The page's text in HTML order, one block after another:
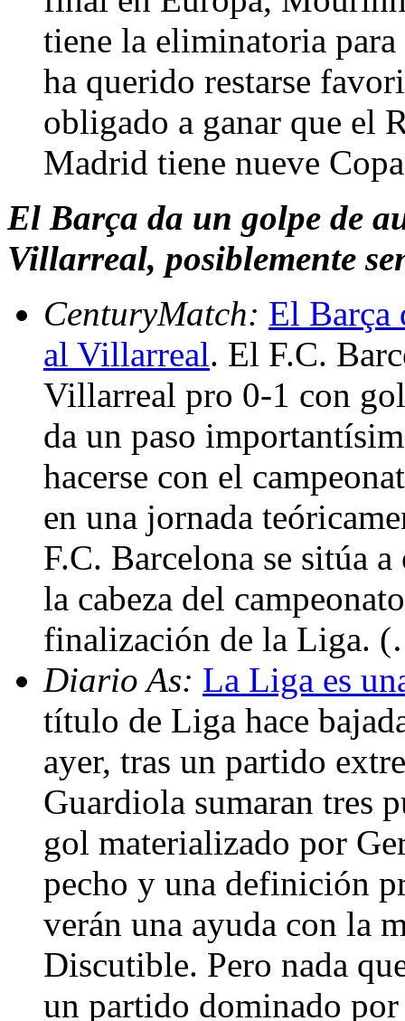
tiene la eliminatoria
ha querido restarse
obligado a ganar que el
Madrid tiene nueve
El Barça da un golpe de
Villarreal, posiblemente
CenturyMatch: El Barça
al Villarreal. El F.C.
Villarreal pro 0-1 con
da un paso
hacerse con el
en una jornada
F.C. Barcelona se sitúa
la cabeza del
finalización de la Liga.
Diario As: La Liga es
título de Liga hace
ayer, tras un partido
Guardiola sumaran tres
gol materializado por
pecho y una definición
verán una ayuda con la
Discutible. Pero nada
un partido dominado por